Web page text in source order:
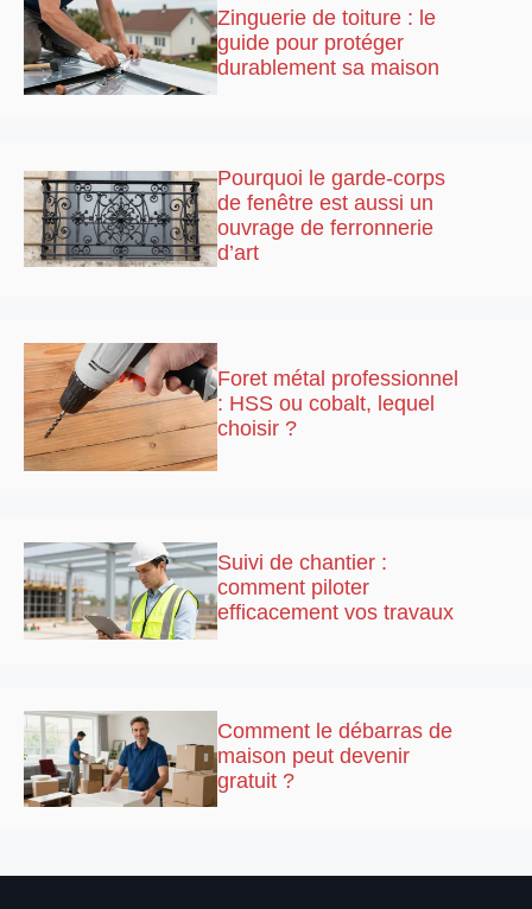
Zinguerie de toiture : le
guide pour protéger
durablement sa maison
Pourquoi le garde-corps
de fenêtre est aussi un
ouvrage de ferronnerie
d’art
Foret métal professionnel
: HSS ou cobalt, lequel
choisir ?
Suivi de chantier :
comment piloter
efficacement vos travaux
Comment le débarras de
maison peut devenir
gratuit ?